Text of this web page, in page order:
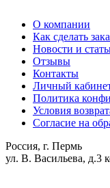
О компании
Как сделать
Новости и
Отзывы
Контакты
Личный
Политика
Условия
Согласие на
Россия, г. Пермь
ул. В. Васильева, д.3